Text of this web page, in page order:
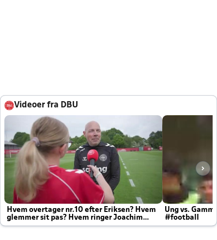
Videoer fra DBU
Hvem overtager nr.10 efter Eriksen? Hvem
glemmer sit pas? Hvem ringer Joachim
altid til efter kampe?
Ung vs.
#football